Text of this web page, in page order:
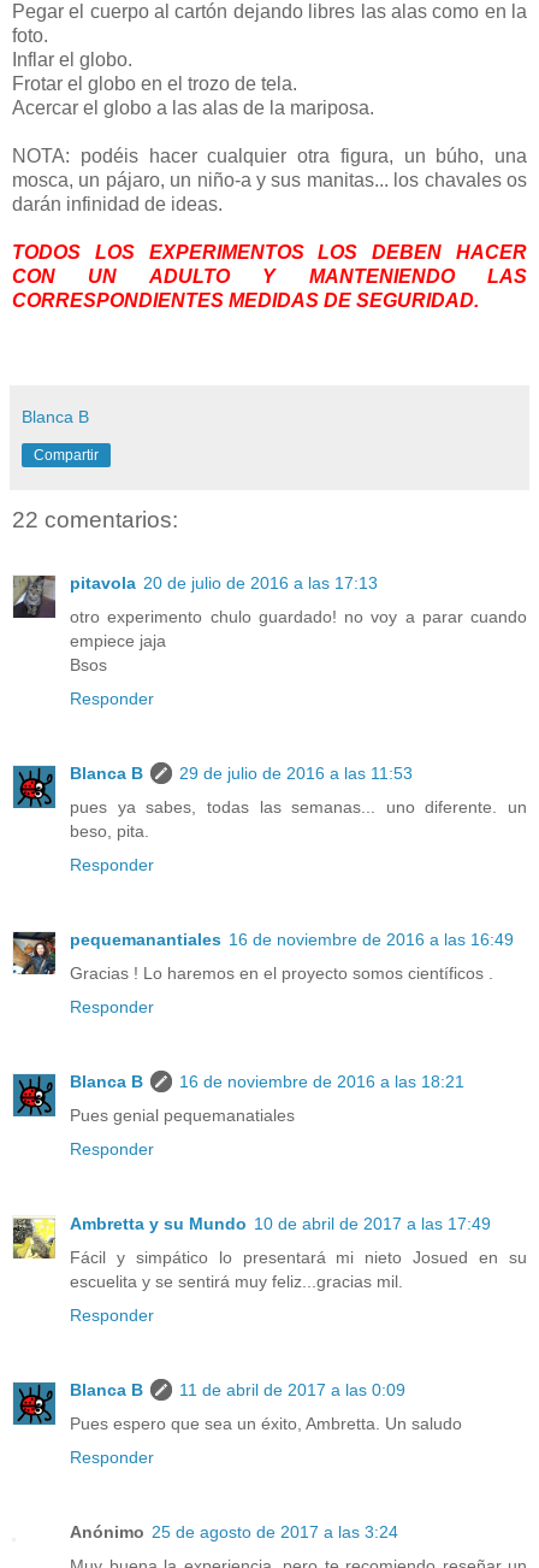
Pegar el cuerpo al cartón dejando libres las alas como en la
foto.
Inflar el globo.
Frotar el globo en el trozo de tela.
Acercar el globo a las alas de la mariposa.
NOTA: podéis hacer cualquier otra figura, un búho, una
mosca, un pájaro, un niño-a y sus manitas... los chavales os
darán infinidad de ideas.
TODOS LOS EXPERIMENTOS LOS DEBEN HACER
CON UN ADULTO Y MANTENIENDO LAS
CORRESPONDIENTES MEDIDAS DE SEGURIDAD.
Blanca B
Compartir
22 comentarios:
pitavola 20 de julio de 2016 a las 17:13
otro experimento chulo guardado! no voy a parar cuando
empiece jaja
Bsos
Responder
Blanca B
29 de julio de 2016 a las 11:53
pues ya sabes, todas las semanas... uno diferente. un
beso, pita.
Responder
pequemanantiales 16 de noviembre de 2016 a las 16:49
Gracias ! Lo haremos en el proyecto somos científicos .
Responder
Blanca B
16 de noviembre de 2016 a las 18:21
Pues genial pequemanatiales
Responder
Ambretta y su Mundo 10 de abril de 2017 a las 17:49
Fácil y simpático lo presentará mi nieto Josued en su
escuelita y se sentirá muy feliz...gracias mil.
Responder
Blanca B
11 de abril de 2017 a las 0:09
Pues espero que sea un éxito, Ambretta. Un saludo
Responder
Anónimo 25 de agosto de 2017 a las 3:24